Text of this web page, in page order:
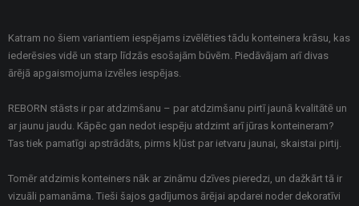
Katram no šiem variantiem iespējams izvēlēties tādu konteinera krāsu, kas
iederēsies vidē un starp līdzās esošajām būvēm. Piedāvājam arī divas
ārējā apgaismojuma izvēles iespējas.
REBORN stāsts ir par atdzimšanu – par atdzimšanu pirtī jaunā kvalitātē un
ar jaunu jaudu. Kāpēc gan nedot iespēju atdzimt arī jūras konteineram?
Tas tiek pamatīgi apstrādāts, pirms kļūst par ietvaru jaunai, skaistai pirtij.
Tomēr atdzimis konteiners nāk ar zināmu dzīves pieredzi, un dažkārt tā ir
vizuāli pamanāma. Tieši šajos gadījumos ārējai apdarei noder dekoratīvi